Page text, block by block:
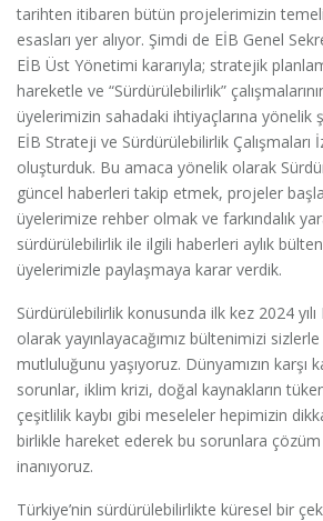
tarihten itibaren bütün projelerimizin
esasları yer alıyor. Şimdi de EİB Genel
EİB Üst Yönetimi kararıyla; stratejik
hareketle ve “Sürdürülebilirlik”
üyelerimizin sahadaki ihtiyaçlarına yönelik
EİB Strateji ve Sürdürülebilirlik Çalışmaları
oluşturduk. Bu amaca yönelik olarak
güncel haberleri takip etmek, projeler
üyelerimize rehber olmak ve farkındalık
sürdürülebilirlik ile ilgili haberleri aylık
üyelerimizle paylaşmaya karar verdik.
Sürdürülebilirlik konusunda ilk kez 2024
olarak yayınlayacağımız bültenimizi
mutluluğunu yaşıyoruz. Dünyamızın karşı
sorunlar, iklim krizi, doğal kaynakların
çeşitlilik kaybı gibi meseleler hepimizin
birlikle hareket ederek bu sorunlara
inanıyoruz.
Türkiye’nin sürdürülebilirlikte küresel bir